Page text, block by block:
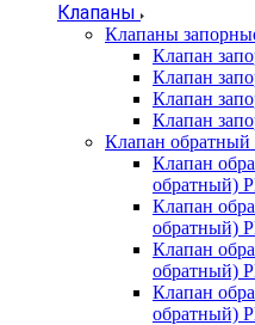
Клапаны
Клапаны
Клапан
Клапан
Клапан
Клапан
Клапан обратный
Клапан
обратный)
Клапан
обратный)
Клапан
обратный)
Клапан
обратный)